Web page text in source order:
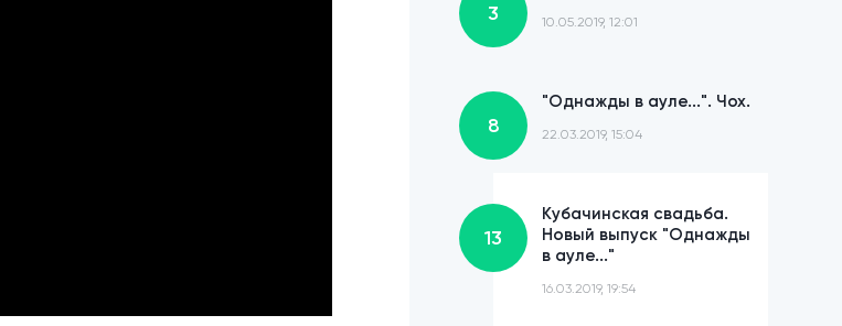
3 10.05.2019, 12:01
8
"Однажды в ауле...". Чох.
22.03.2019, 15:04
13
Кубачинская свадьба.
Новый выпуск "Однажды
в ауле..."
16.03.2019, 19:54